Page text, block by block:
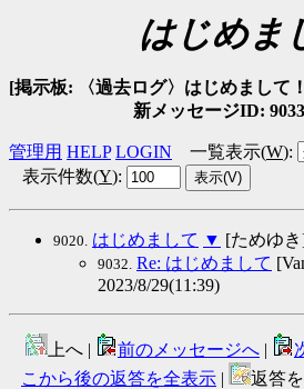
はじめま
[掲示板: 〈過去ログ〉はじめまして
新メッセージID:
管理用 HELP LOGIN 一覧表示(W):
表示件数(Y):
9020. はじめまして ▼ [ためゆき
9032. Re: はじめまして
2023/8/29(11:39)
上へ | 前のメッセージへ |
こから後の返答を全表示 | 返答